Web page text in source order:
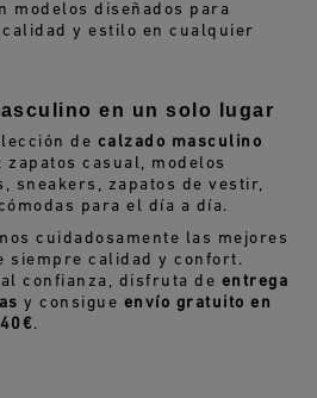
modelos diseñados para
y estilo en cualquier
en un solo lugar
de calzado masculino
casual, modelos
sneakers, zapatos de vestir,
para el día a día.
cuidadosamente las mejores
siempre calidad y confort.
confianza, disfruta de entrega
y consigue envío gratuito en
.